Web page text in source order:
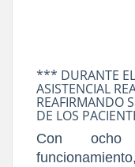
*** DURANTE
ASISTENCIAL
REAFIRMANDO
DE LOS
Con ocho